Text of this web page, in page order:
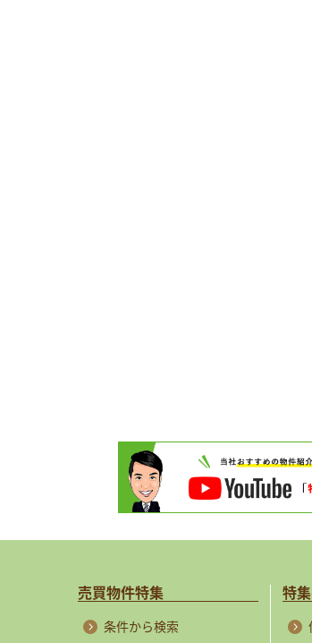
売買物件特集
条件から検索
特